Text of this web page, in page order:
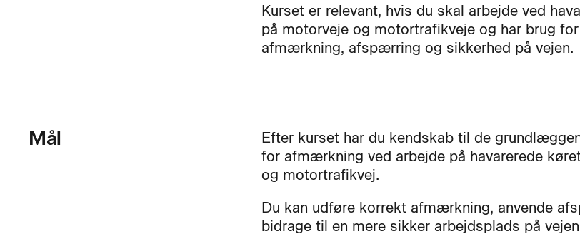
Kurset er relevant, hvis du skal arbejde ved
på motorveje og motortrafikveje og har brug
afmærkning, afspærring og sikkerhed på vejen.
Mål
Efter kurset har du kendskab til de
for afmærkning ved arbejde på havarerede
og motortrafikvej.
Du kan udføre korrekt afmærkning, anvende
bidrage til en mere sikker arbejdsplads på